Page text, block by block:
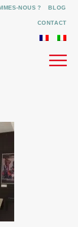
NOUS ? BLOG
CONTACT